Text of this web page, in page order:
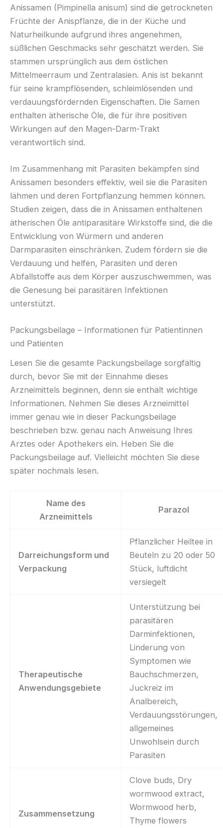
Anissamen (Pimpinella anisum) sind die getrockneten
Früchte der Anispflanze, die in der Küche und
Naturheilkunde aufgrund ihres angenehmen,
süßlichen Geschmacks sehr geschätzt werden. Sie
stammen ursprünglich aus dem östlichen
Mittelmeerraum und Zentralasien. Anis ist bekannt
für seine krampflösenden, schleimlösenden und
verdauungsfördernden Eigenschaften. Die Samen
enthalten ätherische Öle, die für ihre positiven
Wirkungen auf den Magen-Darm-Trakt
verantwortlich sind.
Im Zusammenhang mit Parasiten bekämpfen sind
Anissamen besonders effektiv, weil sie die Parasiten
lähmen und deren Fortpflanzung hemmen können.
Studien zeigen, dass die in Anissamen enthaltenen
ätherischen Öle antiparasitäre Wirkstoffe sind, die die
Entwicklung von Würmern und anderen
Darmparasiten einschränken. Zudem fördern sie die
Verdauung und helfen, Parasiten und deren
Abfallstoffe aus dem Körper auszuschwemmen, was
die Genesung bei parasitären Infektionen
unterstützt.
Packungsbeilage – Informationen für Patientinnen
und Patienten
Lesen Sie die gesamte Packungsbeilage sorgfältig
durch, bevor Sie mit der Einnahme dieses
Arzneimittels beginnen, denn sie enthält wichtige
Informationen. Nehmen Sie dieses Arzneimittel
immer genau wie in dieser Packungsbeilage
beschrieben bzw. genau nach Anweisung Ihres
Arztes oder Apothekers ein. Heben Sie die
Packungsbeilage auf. Vielleicht möchten Sie diese
später nochmals lesen.
Name des
Arzneimittels
Parazol
Darreichungsform und
Verpackung
Pflanzlicher Heiltee in
Beuteln zu 20 oder 50
Stück, luftdicht
versiegelt
Therapeutische
Anwendungsgebiete
Unterstützung bei
parasitären
Darminfektionen,
Linderung von
Symptomen wie
Bauchschmerzen,
Juckreiz im
Analbereich,
Verdauungsstörungen,
allgemeines
Unwohlsein durch
Parasiten
Zusammensetzung
Clove buds, Dry
wormwood extract,
Wormwood herb,
Thyme flowers